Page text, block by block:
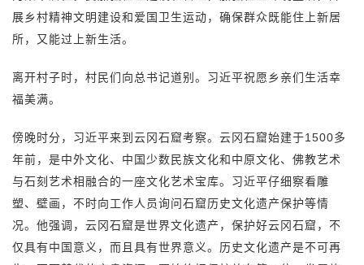
展乡村精神文明建设和爱国卫生运动，确保群众既能住上新居
所，又能过上新生活。
离开村子时，村民们向总书记道别。习近平祝愿乡亲们生活幸
福美满。
傍晚时分，习近平来到云冈石窟考察。云冈石窟始建于1500多
年前，是中外文化、中国少数民族文化和中原文化、佛教艺术
与石刻艺术相融合的一座文化艺术宝库。习近平仔细察看雕
塑、壁画，不时向工作人员询问石窟历史文化遗产保护等情
况。他强调，云冈石窟是世界文化遗产，保护好云冈石窟，不
仅具有中国意义，而且具有世界意义。历史文化遗产是不可再